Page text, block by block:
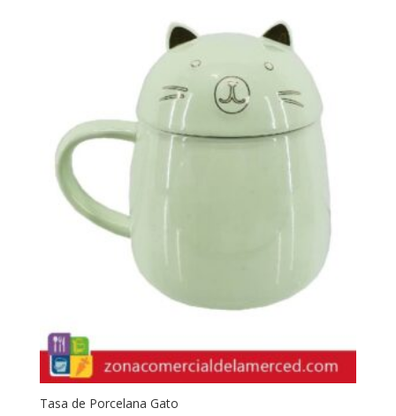
Tasa de Porcelana Gato